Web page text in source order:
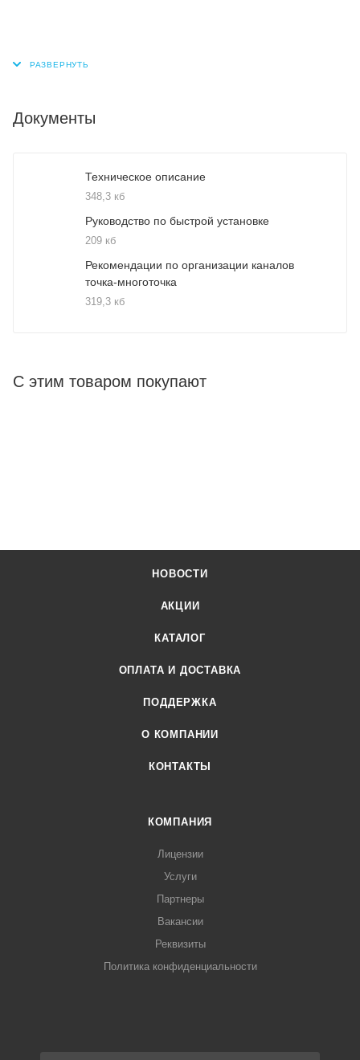
Документы
Техническое описание
348,3 кб
Руководство по быстрой установке
209 кб
Рекомендации по организации каналов
точка-многоточка
319,3 кб
С этим товаром покупают
НОВОСТИ
АКЦИИ
КАТАЛОГ
ОПЛАТА И ДОСТАВКА
ПОДДЕРЖКА
О КОМПАНИИ
КОНТАКТЫ
КОМПАНИЯ
Лицензии
Услуги
Партнеры
Вакансии
Реквизиты
Политика конфиденциальности